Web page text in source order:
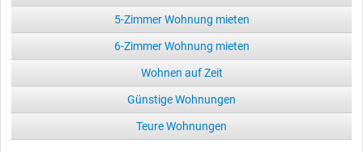
5-Zimmer Wohnung mieten
6-Zimmer Wohnung mieten
Wohnen auf Zeit
Günstige Wohnungen
Teure Wohnungen